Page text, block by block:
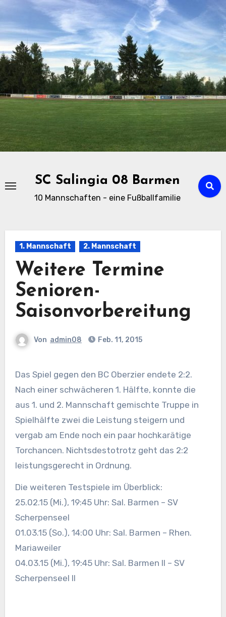
Zu
Inhalten
springen
SC Salingia 08 Barmen
10 Mannschaften - eine Fußballfamilie
1. Mannschaft 2. Mannschaft
Weitere Termine
Senioren-
Saisonvorbereitung
Von admin08 Feb. 11, 2015
Das Spiel gegen den BC Oberzier endete 2:2.
Nach einer schwächeren 1. Hälfte, konnte die
aus 1. und 2. Mannschaft gemischte Truppe in
Spielhälfte zwei die Leistung steigern und
vergab am Ende noch ein paar hochkarätige
Torchancen. Nichtsdestotrotz geht das 2:2
leistungsgerecht in Ordnung.
Die weiteren Testspiele im Überblick:
25.02.15 (Mi.), 19:45 Uhr: Sal. Barmen – SV
Scherpenseel
01.03.15 (So.), 14:00 Uhr: Sal. Barmen – Rhen.
Mariaweiler
04.03.15 (Mi.), 19:45 Uhr: Sal. Barmen II – SV
Scherpenseel II